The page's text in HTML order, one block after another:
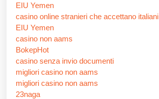
EIU Yemen
casino online stranieri che accettano italiani
EIU Yemen
casino non aams
BokepHot
casino senza invio documenti
migliori casino non aams
migliori casino non aams
23naga